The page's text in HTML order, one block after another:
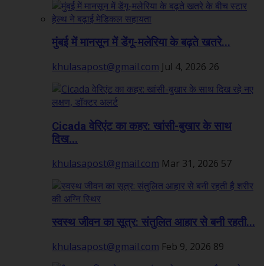
मुंबई में मानसून में डेंगू-मलेरिया के बढ़ते खतरे...
khulasapost@gmail.com Jul 4, 2026 26
Cicada वेरिएंट का कहर: खांसी-बुखार के साथ
दिख...
khulasapost@gmail.com Mar 31, 2026 57
स्वस्थ जीवन का सूत्र: संतुलित आहार से बनी रहती...
khulasapost@gmail.com Feb 9, 2026 89